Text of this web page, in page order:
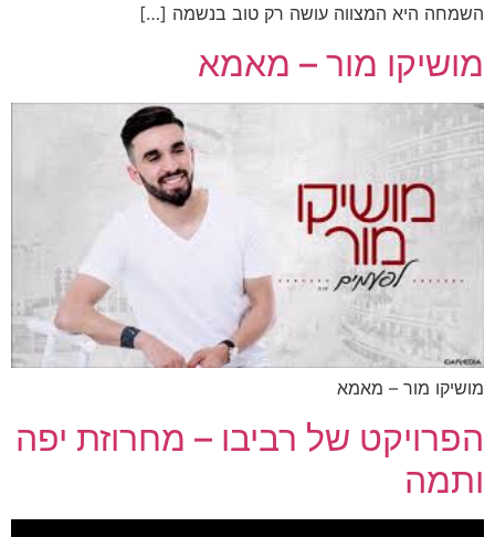
השמחה היא המצווה עושה רק טוב בנשמה […]
מושיקו מור – מאמא
מושיקו מור – מאמא
הפרויקט של רביבו – מחרוזת יפה
ותמה